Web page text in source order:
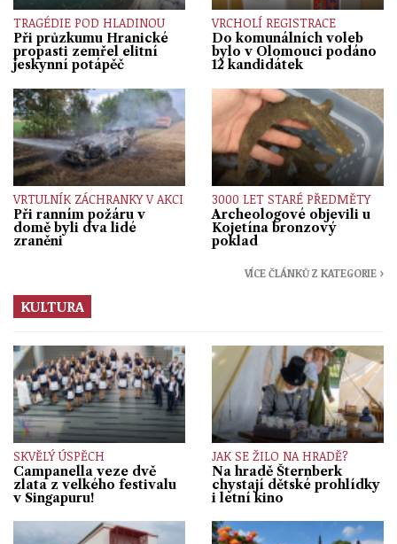
TRAGÉDIE POD HLADINOU
Při průzkumu Hranické
propasti zemřel elitní
jeskynní potápěč
VRCHOLÍ REGISTRACE
Do komunálních voleb
bylo v Olomouci podáno
12 kandidátek
VRTULNÍK ZÁCHRANKY V AKCI
Při ranním požáru v
domě byli dva lidé
zraněni
3000 LET STARÉ PŘEDMĚTY
Archeologové objevili u
Kojetína bronzový
poklad
VÍCE ČLÁNKŮ Z KATEGORIE ›
KULTURA
SKVĚLÝ ÚSPĚCH
Campanella veze dvě
zlata z velkého festivalu
v Singapuru!
JAK SE ŽILO NA HRADĚ?
Na hradě Šternberk
chystají dětské prohlídky
i letní kino